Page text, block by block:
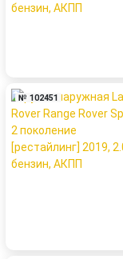
№ 102451